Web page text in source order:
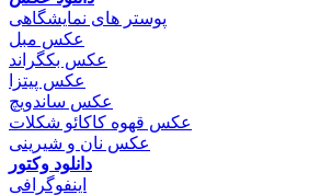
پوستر های نمایشگاهی
عکس مبل
عکس بکگراند
عکس پیتزا
عکس ساندویچ
عکس قهوه کاکائو شکلات
عکس نان و شیرینی
دانلود وکتور
اینفوگرافی